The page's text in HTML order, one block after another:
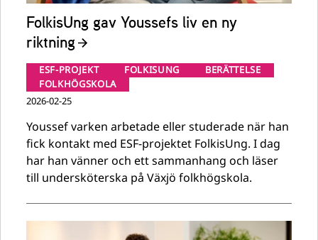
FolkisUng gav Youssefs liv en ny
riktning
ESF-PROJEKT FOLKISUNG
BERÄTTELSE
FOLKHÖGSKOLA
2026-02-25
Youssef varken arbetade eller studerade när han
fick kontakt med ESF-projektet FolkisUng. I dag
har han vänner och ett sammanhang och läser
till undersköterska på Växjö folkhögskola.